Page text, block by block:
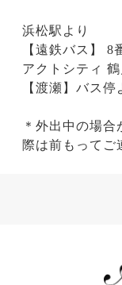
浜松駅より
【遠鉄バス】 8
アクトシティ
【渡瀬】バス
＊外出中の場合
際は前もってご